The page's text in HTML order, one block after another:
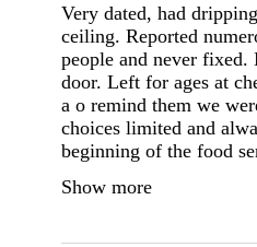
Very dated, had
ceiling. Reported
people and never
door. Left for ages at
a o remind them we
choices limited and
beginning of the food
Show more